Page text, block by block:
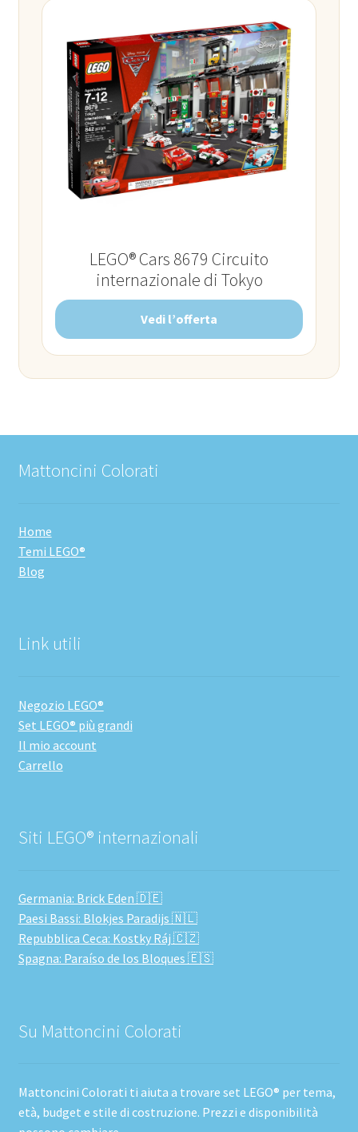
LEGO® Cars 8679 Circuito
internazionale di Tokyo
Vedi l’offerta
Mattoncini Colorati
Home
Temi LEGO®
Blog
Link utili
Negozio LEGO®
Set LEGO® più grandi
Il mio account
Carrello
Siti LEGO® internazionali
Germania: Brick Eden 🇩🇪
Paesi Bassi: Blokjes Paradijs 🇳🇱
Repubblica Ceca: Kostky Ráj 🇨🇿
Spagna: Paraíso de los Bloques 🇪🇸
Su Mattoncini Colorati
Mattoncini Colorati ti aiuta a trovare set LEGO® per tema,
età, budget e stile di costruzione. Prezzi e disponibilità